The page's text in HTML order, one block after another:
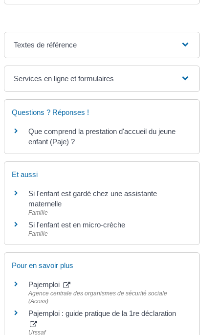
Textes de référence
Services en ligne et formulaires
Questions ? Réponses !
Que comprend la prestation d'accueil du jeune
enfant (Paje) ?
Et aussi
Si l'enfant est gardé chez une assistante
maternelle
Famille
Si l'enfant est en micro-crèche
Famille
Pour en savoir plus
Pajemploi
Agence centrale des organismes de sécurité sociale
(Acoss)
Pajemploi : guide pratique de la 1re déclaration
Urssaf